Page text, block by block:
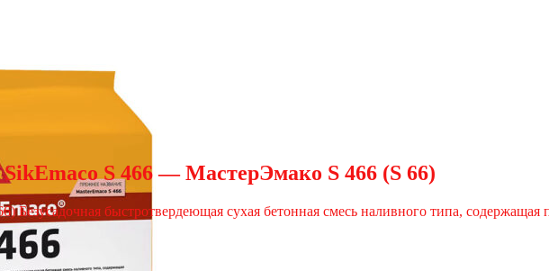
SikEmaco S 466 — МастерЭмако S 466 (S 66)
Безусадочная быстротвердеющая сухая бетонная смесь наливного типа,